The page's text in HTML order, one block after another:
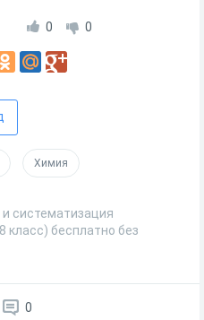
0 0
Химия
систематизация
класс) бесплатно без
0